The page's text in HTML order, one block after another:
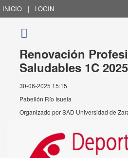
INICIO | LOGIN
Renovación
Saludables 1C
30-06-2025 15:15
Pabellón Río Isuela
Organizado porSAD Universidad de